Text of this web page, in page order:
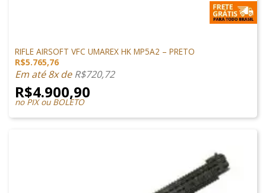
RIFLE AIRSOFT VFC UMAREX HK MP5A2 – PRETO
R$5.765,76
Em até 8x deR$720,72
R$4.900,90
no PIX ou BOLETO